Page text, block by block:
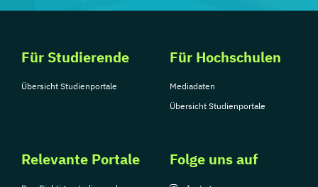
Für Studierende
Übersicht Studienportale
Für Hochschulen
Mediadaten
Übersicht Studienportale
Relevante Portale Folge uns auf